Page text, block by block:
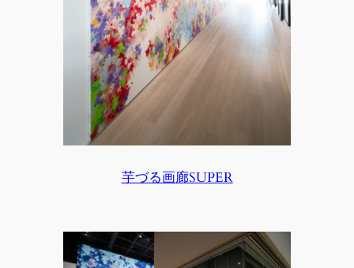
芋づる画廊SUPER